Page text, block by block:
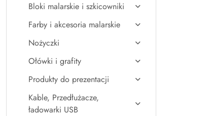
Bloki malarskie i szkicowniki
Farby i akcesoria malarskie
Nożyczki
Ołówki i grafity
Produkty do prezentacji
Kable, Przedłużacze,
ładowarki USB